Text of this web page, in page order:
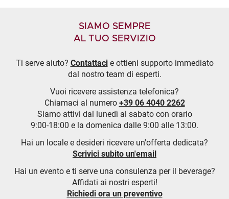
SIAMO SEMPRE
AL TUO SERVIZIO
Ti serve aiuto? Contattacie ottieni supporto immediato
dal nostro team di esperti.
Vuoi ricevere assistenza telefonica?
Chiamaci al numero +39 06 4040 2262
Siamo attivi dal lunedì al sabato con orario
9:00-18:00 e la domenica dalle 9:00 alle 13:00.
Hai un locale e desideri ricevere un'offerta dedicata?
Scrivici subito un'email
Hai un evento e ti serve una consulenza per il beverage?
Affidati ai nostri esperti!
Richiedi ora un preventivo